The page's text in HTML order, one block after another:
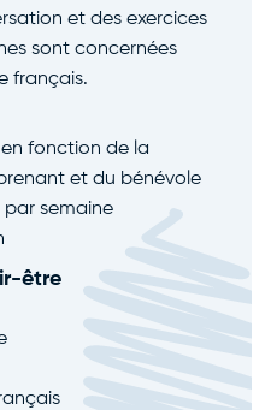
et des exercices
sont concernées
français.
en fonction de la
et du bénévole
par semaine
être